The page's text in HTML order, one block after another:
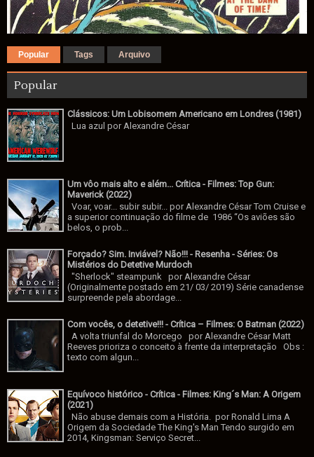
Popular Tags Arquivo
Popular
Clássicos: Um Lobisomem Americano em Londres (1981)
Lua azul por Alexandre César
Um vôo mais alto e além... Crítica - Filmes: Top Gun:
Maverick (2022)
Voar, voar... subir subir... por Alexandre César Tom Cruise e
a superior continuação do filme de 1986 “Os aviões são
belos, o prob...
Forçado? Sim. Inviável? Não!!! - Resenha - Séries: Os
Mistérios do Detetive Murdoch
"Sherlock" steampunk por Alexandre César
(Originalmente postado em 21/ 03/ 2019) Série canadense
surpreende pela abordage...
Com vocês, o detetive!!! - Crítica – Filmes: O Batman (2022)
A volta triunfal do Morcego por Alexandre César Matt
Reeves prioriza o conceito à frente da interpretação Obs :
texto com algun...
Equívoco histórico - Crítica - Filmes: King´s Man: A Origem
(2021)
Não abuse demais com a História. por Ronald Lima A
Origem da Sociedade The King's Man Tendo surgido em
2014, Kingsman: Serviço Secret...